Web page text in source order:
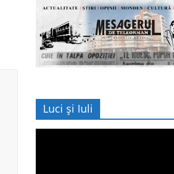
Luci și Iuli